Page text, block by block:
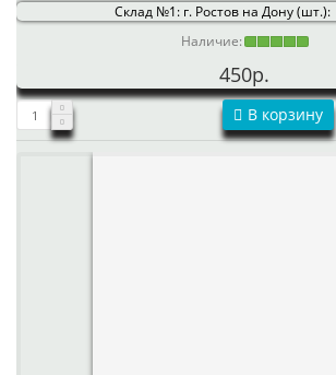
Склад №1: г. Ростов на Дону (шт.):
Наличие:
450р.
В корзину